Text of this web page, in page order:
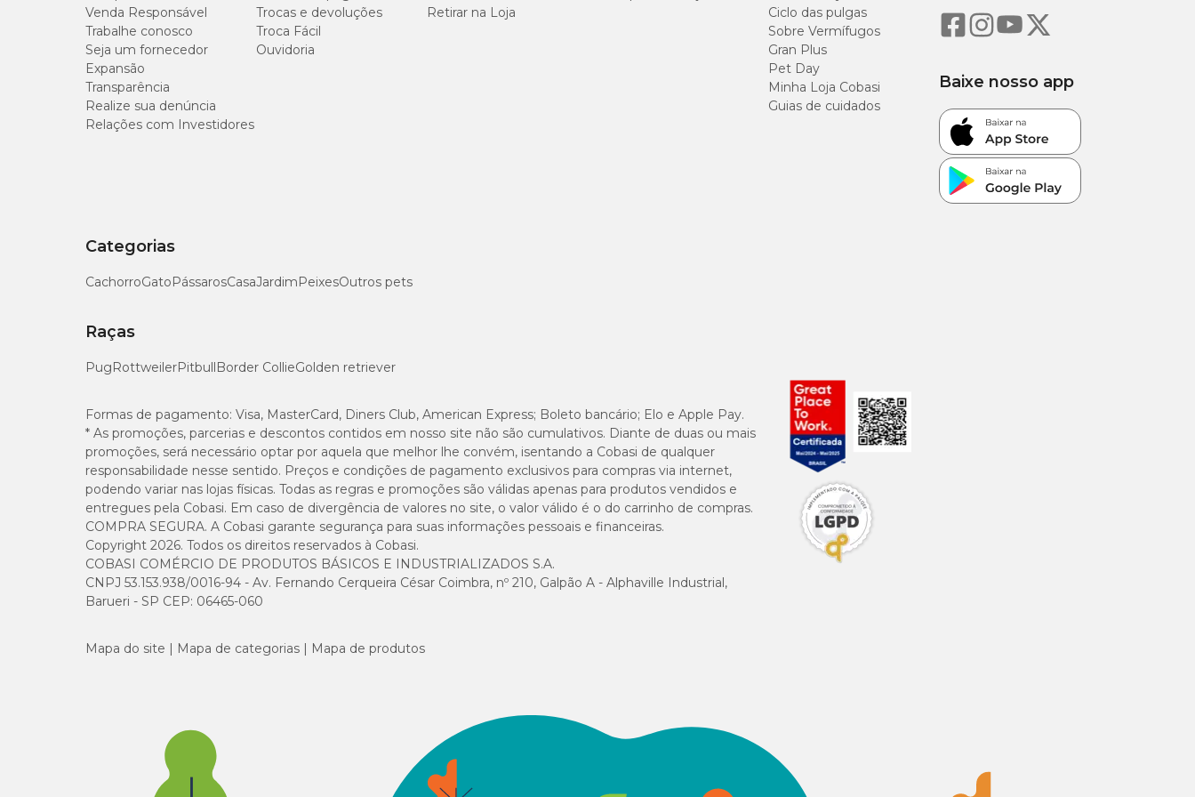
Proteína Bruta (mín.) 93%
Fibra Bruta (máx.)
Venda Responsável
Trabalhe conosco
Seja um fornecedor
Expansão
Transparência
Realize sua denúncia
Relações com Investidores
Trocas e devoluções
Troca Fácil
Ouvidoria
Retirar na Loja
Ciclo das pulgas
Sobre Vermífugos
Gran Plus
Pet Day
Minha Loja Cobasi
Guias de cuidados
Categorias
CachorroGatoPássarosCasaJardimPeixesOutros pets
Raças
PugRottweilerPitbullBorder CollieGolden retriever
Baixe nosso app
Formas de pagamento: Visa, MasterCard, Diners Club, American Express; Boleto bancário; Elo e Apple Pay.
* As promoções, parcerias e descontos contidos em nosso site não são cumulativos. Diante de duas ou mais
promoções, será necessário optar por aquela que melhor lhe convém, isentando a Cobasi de qualquer
responsabilidade nesse sentido. Preços e condições de pagamento exclusivos para compras via internet,
podendo variar nas lojas físicas. Todas as regras e promoções são válidas apenas para produtos vendidos e
entregues pela Cobasi. Em caso de divergência de valores no site, o valor válido é o do carrinho de compras.
COMPRA SEGURA. A Cobasi garante segurança para suas informações pessoais e financeiras.
Copyright 2026. Todos os direitos reservados à Cobasi.
COBASI COMÉRCIO DE PRODUTOS BÁSICOS E INDUSTRIALIZADOS S.A.
CNPJ 53.153.938/0016-94 - Av. Fernando Cerqueira César Coimbra, nº 210, Galpão A - Alphaville Industrial,
Barueri - SP CEP: 06465-060
Mapa do site Mapa de categorias Mapa de produtos